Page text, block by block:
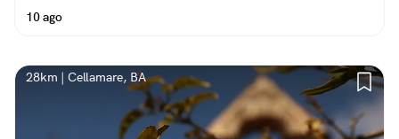
10 ago
28km | Cellamare, BA